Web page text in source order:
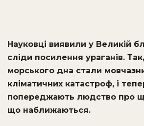
Науковці виявили у Великій
сліди посилення ураганів.
морського дна стали
кліматичних катастроф, і
попереджають людство про
що наближаються.